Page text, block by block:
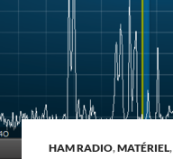
HAM RADIO,MATÉRIEL,